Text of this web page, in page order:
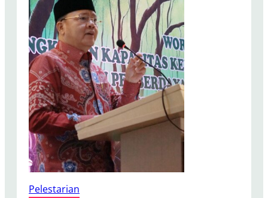
Pelestarian